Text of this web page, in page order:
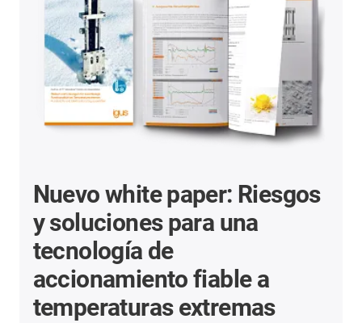
Nuevo white paper: Riesgos
y soluciones para una
tecnología de
accionamiento fiable a
temperaturas extremas